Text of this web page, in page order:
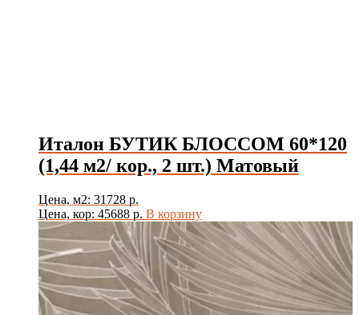
Италон БУТИК БЛОССОМ 60*120
(1,44 м2/ кор., 2 шт.) Матовый
Цена, м2: 31728 р.
Цена, кор: 45688 р. В корзину